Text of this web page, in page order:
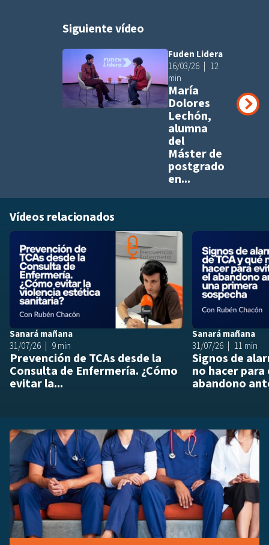
Siguiente vídeo
Añadir a
Fuden Lidera
16/03/26
12
min
María
Dolores
Lechón,
alumna
del
Máster de
postgrado
en...
Vídeos relacionados
Añadir a
Sanará mañana
31/07/26
9 min
Prevención de TCAs desde la
Consulta de Enfermería. ¿Cómo
evitar la...
Sanará mañana
31/07/26
11 min
Signos de
no hacer
abandono